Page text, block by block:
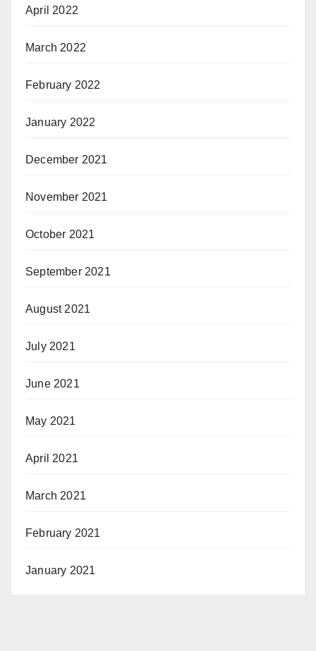
April 2022
March 2022
February 2022
January 2022
December 2021
November 2021
October 2021
September 2021
August 2021
July 2021
June 2021
May 2021
April 2021
March 2021
February 2021
January 2021